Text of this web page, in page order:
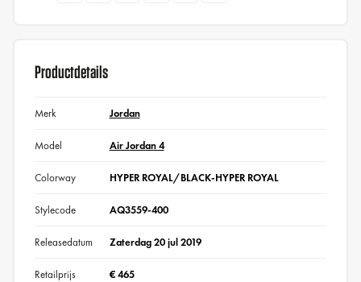
Productdetails
Merk Jordan
Model Air Jordan 4
Colorway HYPER ROYAL/BLACK-HYPER ROYAL
Stylecode AQ3559-400
Releasedatum Zaterdag 20 jul 2019
Retailprijs € 465